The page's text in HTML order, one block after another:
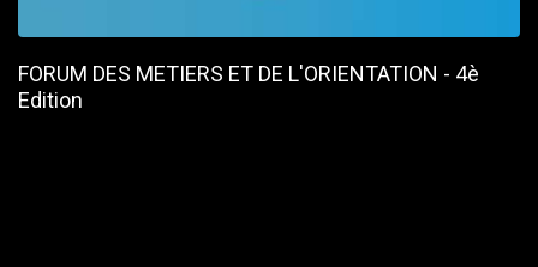
FORUM DES METIERS ET DE L'ORIENTATION - 4è
Edition